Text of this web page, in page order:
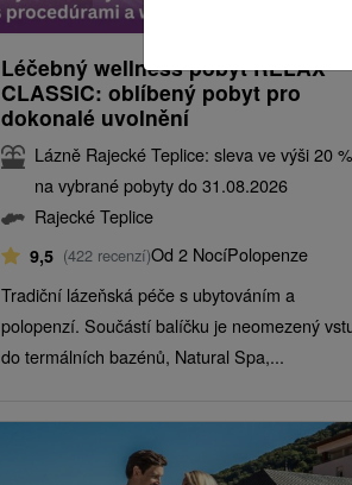
Léčebný wellness pobyt RELAX
CLASSIC: oblíbený pobyt pro
dokonalé uvolnění
Lázně Rajecké Teplice: sleva ve výši 20 %
na vybrané pobyty do 31.08.2026
Rajecké Teplice
9,5 (422 recenzí)Od 2 NocíPolopenze
Tradiční lázeňská péče s ubytováním a
polopenzí. Součástí balíčku je neomezený
do termálních bazénů, Natural Spa,...